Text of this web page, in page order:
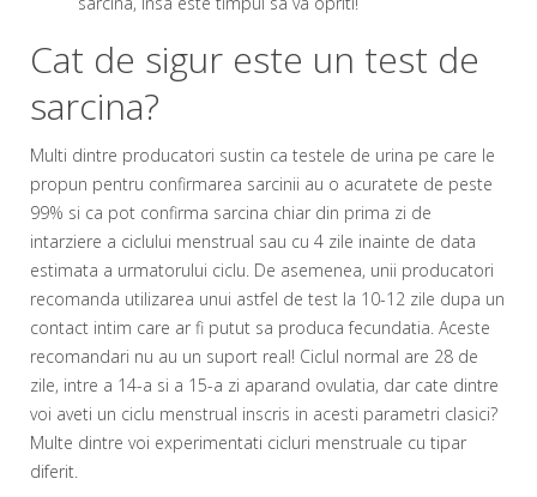
Cat de sigur este un test de
sarcina?
Multi dintre producatori sustin ca testele de urina pe care le
propun pentru confirmarea sarcinii au o acuratete de peste
99% si ca pot confirma sarcina chiar din prima zi de
intarziere a ciclului menstrual sau cu 4 zile inainte de data
estimata a urmatorului ciclu. De asemenea, unii producatori
recomanda utilizarea unui astfel de test la 10-12 zile dupa un
contact intim care ar fi putut sa produca fecundatia. Aceste
recomandari nu au un suport real! Ciclul normal are 28 de
zile, intre a 14-a si a 15-a zi aparand ovulatia, dar cate dintre
voi aveti un ciclu menstrual inscris in acesti parametri clasici?
Multe dintre voi experimentati cicluri menstruale cu tipar
diferit.